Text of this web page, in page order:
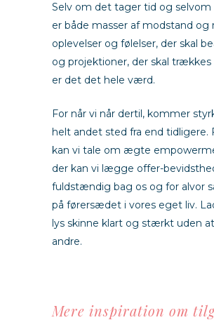
Selv om det tager tid og selvom
er både masser af modstand og
oplevelser og følelser, der skal
og projektioner, der skal trækkes
er det det hele værd.
For når vi når dertil, kommer
helt andet sted fra end tidligere.
kan vi tale om ægte
der kan vi lægge offer-
fuldstændig bag os og for alvor
på førersædet i vores eget liv.
lys skinne klart og stærkt uden
andre.
Mere inspiration om